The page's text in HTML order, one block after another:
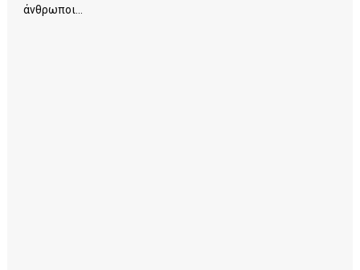
άνθρωποι...